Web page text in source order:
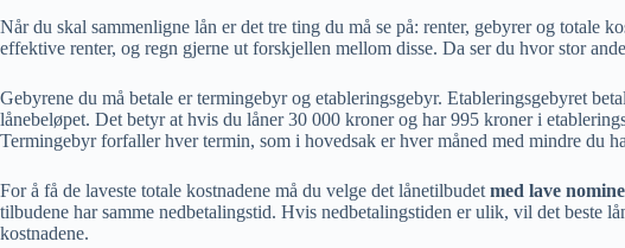
Når du skal sammenligne lån er det tre ting du må se på: renter, gebyrer og totale
effektive renter, og regn gjerne ut forskjellen mellom disse. Da ser du hvor stor
Gebyrene du må betale er termingebyr og etableringsgebyr. Etableringsgebyret
lånebeløpet. Det betyr at hvis du låner 30 000 kroner og har 995 kroner i
Termingebyr forfaller hver termin, som i hovedsak er hver måned med mindre du
For å få de laveste totale kostnadene må du velge det lånetilbudet med lave
tilbudene har samme nedbetalingstid. Hvis nedbetalingstiden er ulik, vil det beste
kostnadene.